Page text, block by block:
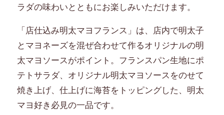
ラダの味わいとともにお楽しみいただけます。
「店仕込み明太マヨフランス」は、店内で明太子
とマヨネーズを混ぜ合わせて作るオリジナルの明
太マヨソースがポイント。フランスパン生地にポ
テトサラダ、オリジナル明太マヨソースをのせて
焼き上げ、仕上げに海苔をトッピングした、明太
マヨ好き必見の一品です。